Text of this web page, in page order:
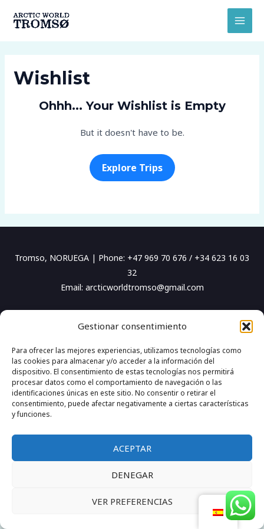
Gestionar consentimiento
Para ofrecer las mejores experiencias, utilizamos tecnologías como
las cookies para almacenar y/o acceder a la información del
dispositivo. El consentimiento de estas tecnologías nos permitirá
procesar datos como el comportamiento de navegación o las
identificaciones únicas en este sitio. No consentir o retirar el
consentimiento, puede afectar negativamente a ciertas características
y funciones.
ACEPTAR
DENEGAR
VER PREFERENCIAS
Wishlist
Ohhh... Your Wishlist is Empty
But it doesn't have to be.
Explore Trips
Tromso, NORUEGA | Phone: +47 969 70 676 / +34 623 16 03
32
Email: arcticworldtromso@gmail.com
Andreina Hernandez
Privacidad